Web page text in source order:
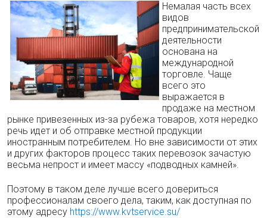
Немалая часть всех
видов
предпринимательской
деятельности
основана на
международной
торговле. Чаще
всего это
выражается в
продаже на местном
рынке привезенных из-за рубежа товаров, хотя нередко
речь идет и об отправке местной продукции
иностранным потребителем. Но вне зависимости от этих
и других факторов процесс таких перевозок зачастую
весьма непрост и имеет массу «подводных камней».
Поэтому в таком деле лучше всего довериться
профессионалам своего дела, таким, как доступная по
этому адресу https://www.kvtservice.su/